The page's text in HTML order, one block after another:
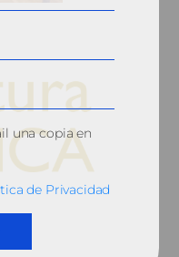
Notariado
una copia en
de Privacidad